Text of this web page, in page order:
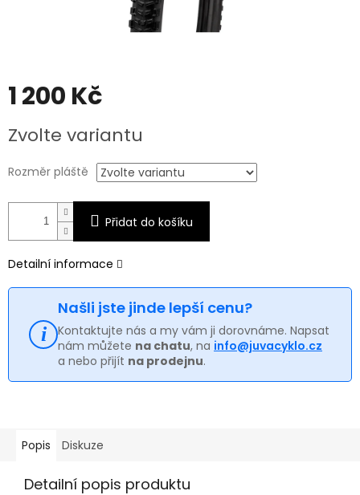
1 200 Kč
cena:
Zvolte variantu
Rozměr pláště
Přidat do košíku
Detailní informace
Našli jste jinde lepší cenu?
Kontaktujte nás a my vám ji dorovnáme. Napsat
nám můžete na chatu, na info@juvacyklo.cz
a nebo přijít na prodejnu.
Popis Diskuze
Detailní popis produktu